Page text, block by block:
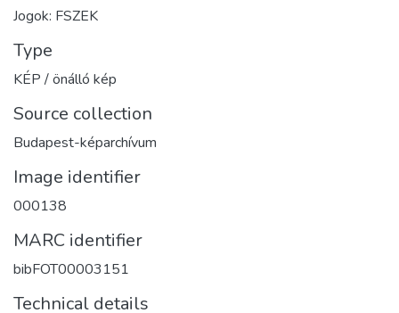
Jogok: FSZEK
Type
KÉP / önálló kép
Source collection
Budapest-képarchívum
Image identifier
000138
MARC identifier
bibFOT00003151
Technical details